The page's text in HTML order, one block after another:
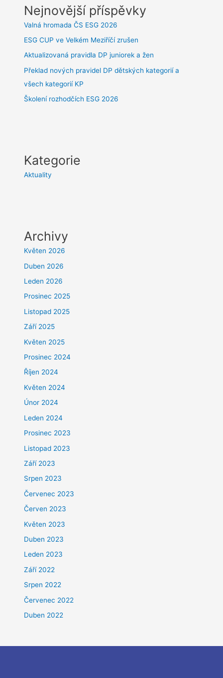
Nejnovější příspěvky
Valná hromada ČS ESG 2026
ESG CUP ve Velkém Meziříčí zrušen
Aktualizovaná pravidla DP juniorek a žen
Překlad nových pravidel DP dětských kategorií a
všech kategorií KP
Školení rozhodčích ESG 2026
Kategorie
Aktuality
Archivy
Květen 2026
Duben 2026
Leden 2026
Prosinec 2025
Listopad 2025
Září 2025
Květen 2025
Prosinec 2024
Říjen 2024
Květen 2024
Únor 2024
Leden 2024
Prosinec 2023
Listopad 2023
Září 2023
Srpen 2023
Červenec 2023
Červen 2023
Květen 2023
Duben 2023
Leden 2023
Září 2022
Srpen 2022
Červenec 2022
Duben 2022